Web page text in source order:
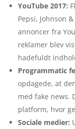
YouTube 2017:
Pepsi, Johnson
annoncer fra
reklamer blev
hadefuldt
Programmatic
opdagede, at
med fake news.
platform, hvor
Sociale medier: